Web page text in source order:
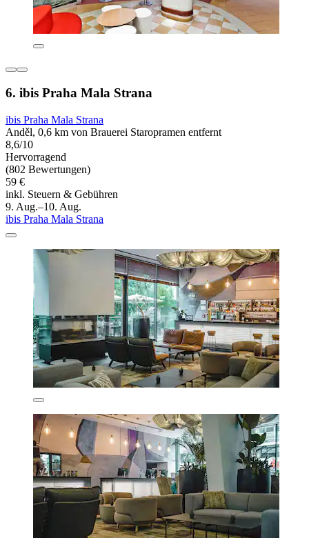
6. ibis Praha Mala Strana
ibis Praha Mala Strana
Anděl, 0,6 km von Brauerei Staropramen entfernt
8,6/10
Hervorragend
(802 Bewertungen)
59 €
inkl. Steuern & Gebühren
9. Aug.–10. Aug.
ibis Praha Mala Strana